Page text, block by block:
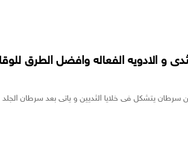
و الادويه الفعاله وافضل الطرق
سرطان يتشكل فى خلايا الثديين و ياتى بعد سرطان